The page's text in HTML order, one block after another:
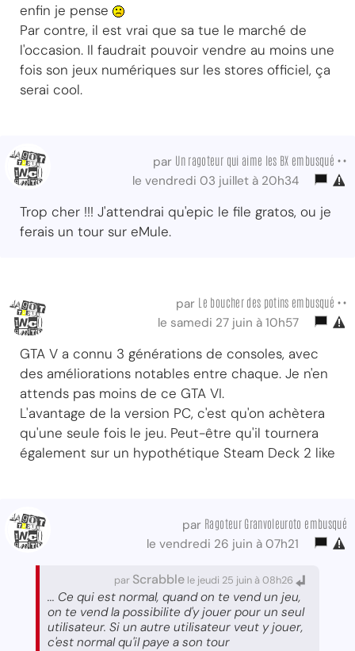
enfin je pense
Par contre, il est vrai que sa tue le marché de
l'occasion. Il faudrait pouvoir vendre au moins une
fois son jeux numériques sur les stores officiel, ça
serai cool.
par Un ragoteur qui aime les BX embusqué ••
le vendredi 03 juillet à 20h34
Trop cher !!! J'attendrai qu'epic le file gratos, ou je
ferais un tour sur eMule.
par Le boucher des potins embusqué ••
le samedi 27 juin à 10h57
GTA V a connu 3 générations de consoles, avec
des améliorations notables entre chaque. Je n'en
attends pas moins de ce GTA VI.
L'avantage de la version PC, c'est qu'on achètera
qu'une seule fois le jeu. Peut-être qu'il tournera
également sur un hypothétique Steam Deck 2 like
par Ragoteur Granvoleuroto embusqué
le vendredi 26 juin à 07h21
par Scrabble le jeudi 25 juin à 08h26
... Ce qui est normal, quand on te vend un jeu,
on te vend la possibilite d'y jouer pour un seul
utilisateur. Si un autre utilisateur veut y jouer,
c'est normal qu'il paye a son tour